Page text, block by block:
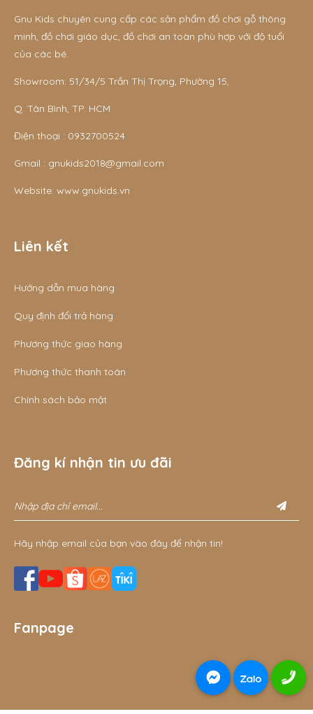
Gnu Kids chuyên cung cấp các sản phẩm đồ chơi gỗ thông
minh, đồ chơi giáo dục, đồ chơi an toàn phù hợp với độ tuổi
của các bé.
Showroom: 51/34/5 Trần Thị Trọng, Phường 15,
Q. Tân Bình, TP. HCM
Điện thoại : 0932700524
Gmail : gnukids2018@gmail.com
Website: www.gnukids.vn
Liên kết
Hướng dẫn mua hàng
Quy định đổi trả hàng
Phương thức giao hàng
Phương thức thanh toán
Chính sách bảo mật
Đăng kí nhận tin ưu đãi
Hãy nhập email của bạn vào đây để nhận tin!
Fanpage